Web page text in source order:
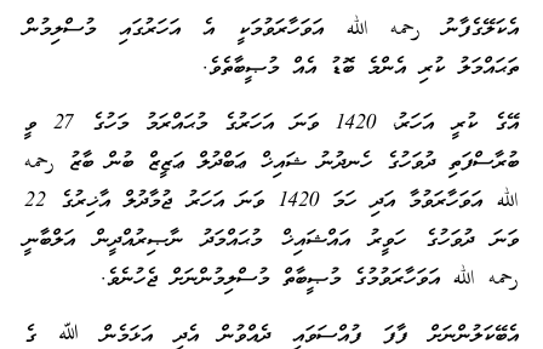
އެކަލޭގެފާނު رحمه الله އަވަހާރަވުމަކީ އެ އަހަރުގައި މުސްލިމުން
ތަޙައްމަލު ކުރި އެންމެ ބޮޑު އެއް މުޞީބާތެވެ.
އޭގެ ކުރީ އަހަރު، 1420 ވަނަ އަހަރުގެ މުޙައްރަމު މަހުގެ 27 ވީ
ބުރާސްފަތި ދުވަހުގެ ހެނދުނު ޝައިޚް ޢަބްދުލް ޢަޒީޒް ބުން ބާޒު رحمه
الله އަވަހާރަވުމާ އަދި ހަމަ 1420 ވަނަ އަހަރު ޖުމާދުލް އާޚިރުގެ 22
ވަނަ ދުވަހުގެ ހަވީރު އައްޝައިޚް މުޙައްމަދު ނާޞިރުއްދީން އަލްބާނީ
رحمه الله އަވަހާރަވުމުގެ މުޞީބާތް މުސްލިމުންނަށް ޖެހުނެވެ.
އެބޭކަލުންނަށް ފާފަ ފުއްސަވައި ދެއްވުން އެދި އަޅަމެން ﷲ ގެ